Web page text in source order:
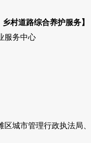
村道路综合养护服务】
服务中心
区城市管理行政执法局、